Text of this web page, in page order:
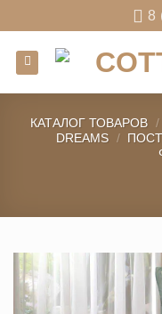
to
content
8
КАТАЛОГ ТОВАРОВ /
DREAMS /